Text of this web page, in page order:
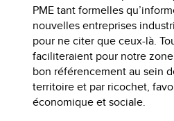
PME tant formelles
nouvelles entreprises
pour ne citer que ceux-là.
faciliteraient pour notre
bon référencement au sein
territoire et par ricochet,
économique et sociale.